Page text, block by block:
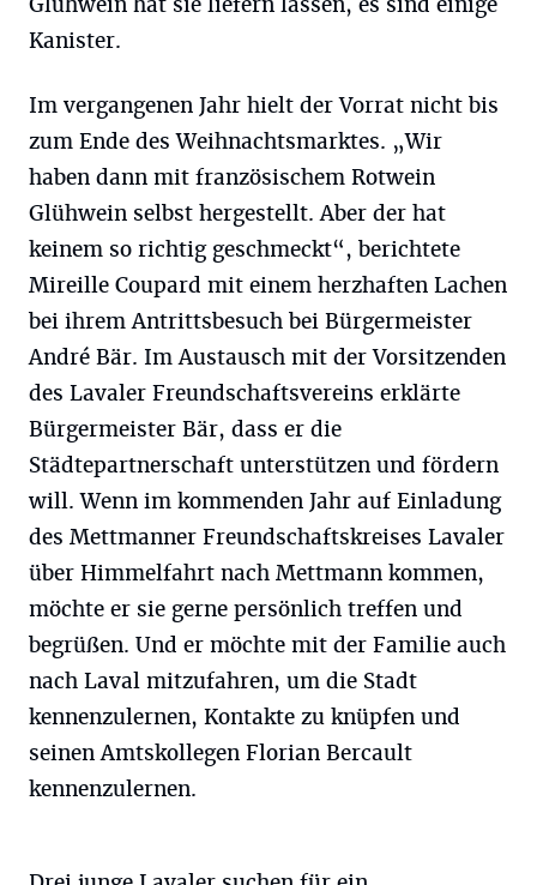
Kanister.
Im vergangenen Jahr hielt der Vorrat nicht bis
zum Ende des Weihnachtsmarktes. „Wir
haben dann mit französischem Rotwein
Glühwein selbst hergestellt. Aber der hat
keinem so richtig geschmeckt“, berichtete
Mireille Coupard mit einem herzhaften Lachen
bei ihrem Antrittsbesuch bei Bürgermeister
André Bär. Im Austausch mit der Vorsitzenden
des Lavaler Freundschaftsvereins erklärte
Bürgermeister Bär, dass er die
Städtepartnerschaft unterstützen und fördern
will. Wenn im kommenden Jahr auf Einladung
des Mettmanner Freundschaftskreises Lavaler
über Himmelfahrt nach Mettmann kommen,
möchte er sie gerne persönlich treffen und
begrüßen. Und er möchte mit der Familie auch
nach Laval mitzufahren, um die Stadt
kennenzulernen, Kontakte zu knüpfen und
seinen Amtskollegen Florian Bercault
kennenzulernen.